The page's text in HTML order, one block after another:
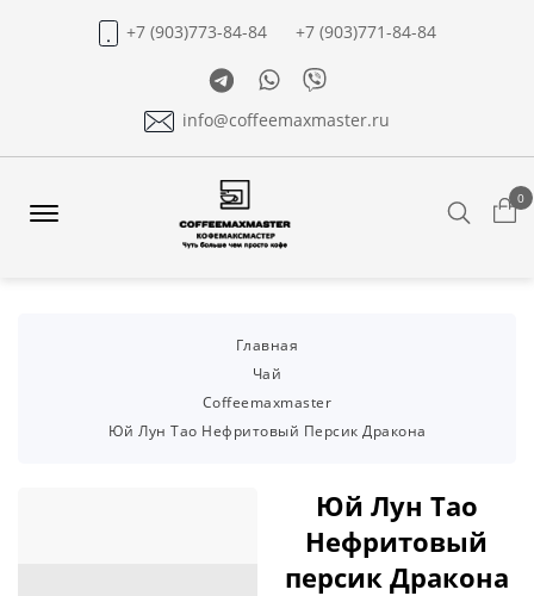
+7 (903)773-84-84
+7 (903)771-84-84
TelegramWhatsapp
Viber
info@coffeemaxmaster.ru
0
Главная
Чай
Coffeemaxmaster
Юй Лун Тао Нефритовый Персик Дракона
Юй Лун Тао
Нефритовый
персик Дракона